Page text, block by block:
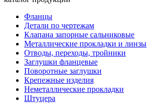
Фланцы
Детали по чертежам
Клапана запорные сальниковые
Металлические прокладки и линзы
Отводы, переходы, тройники
Заглушки фланцевые
Поворотные заглушки
Крепежные изделия
Неметаллические прокладки
Штуцера